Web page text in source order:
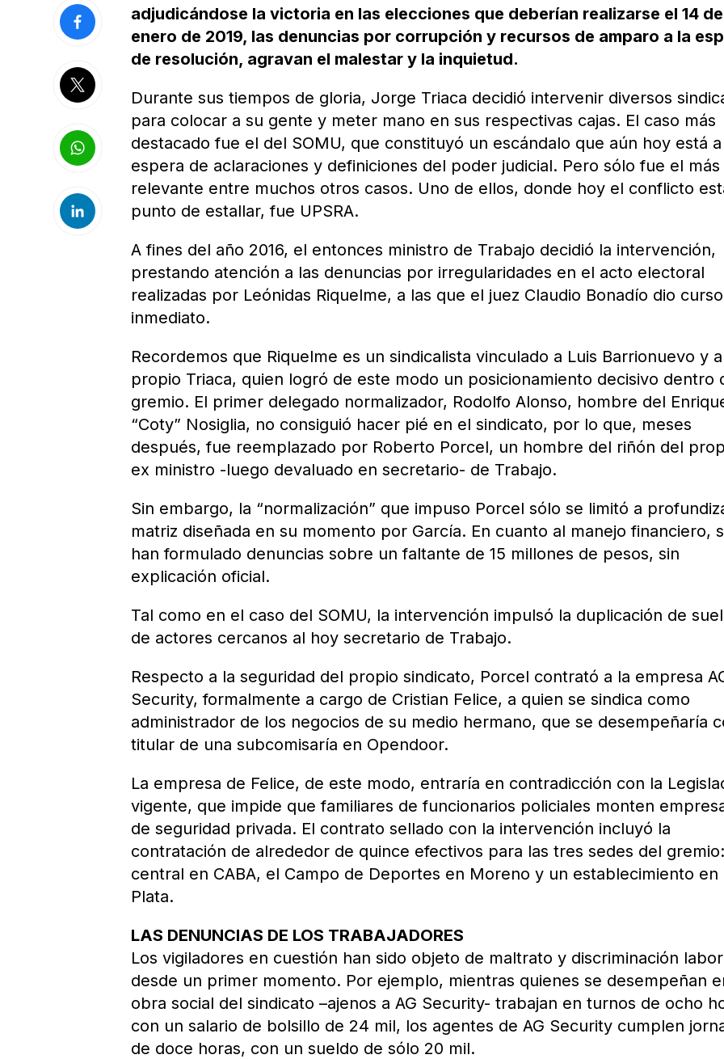
adjudicándose la victoria en las elecciones que deberían realizarse el 14 de
enero de 2019, las denuncias por corrupción y recursos de amparo a la
de resolución, agravan el malestar y la inquietud.
Durante sus tiempos de gloria, Jorge Triaca decidió intervenir diversos
para colocar a su gente y meter mano en sus respectivas cajas. El caso más
destacado fue el del SOMU, que constituyó un escándalo que aún hoy está a
espera de aclaraciones y definiciones del poder judicial. Pero sólo fue el más
relevante entre muchos otros casos. Uno de ellos, donde hoy el conflicto
punto de estallar, fue UPSRA.
A fines del año 2016, el entonces ministro de Trabajo decidió la intervención,
prestando atención a las denuncias por irregularidades en el acto electoral
realizadas por Leónidas Riquelme, a las que el juez Claudio Bonadío dio curso
inmediato.
Recordemos que Riquelme es un sindicalista vinculado a Luis Barrionuevo y
propio Triaca, quien logró de este modo un posicionamiento decisivo dentro
gremio. El primer delegado normalizador, Rodolfo Alonso, hombre del
“Coty” Nosiglia, no consiguió hacer pié en el sindicato, por lo que, meses
después, fue reemplazado por Roberto Porcel, un hombre del riñón del
ex ministro -luego devaluado en secretario- de Trabajo.
Sin embargo, la “normalización” que impuso Porcel sólo se limitó a
matriz diseñada en su momento por García. En cuanto al manejo financiero,
han formulado denuncias sobre un faltante de 15 millones de pesos, sin
explicación oficial.
Tal como en el caso del SOMU, la intervención impulsó la duplicación de
de actores cercanos al hoy secretario de Trabajo.
Respecto a la seguridad del propio sindicato, Porcel contrató a la empresa
Security, formalmente a cargo de Cristian Felice, a quien se sindica como
administrador de los negocios de su medio hermano, que se desempeñaría
titular de una subcomisaría en Opendoor.
La empresa de Felice, de este modo, entraría en contradicción con la
vigente, que impide que familiares de funcionarios policiales monten
de seguridad privada. El contrato sellado con la intervención incluyó la
contratación de alrededor de quince efectivos para las tres sedes del
central en CABA, el Campo de Deportes en Moreno y un establecimiento en
Plata.
LAS DENUNCIAS DE LOS TRABAJADORES
Los vigiladores en cuestión han sido objeto de maltrato y discriminación
desde un primer momento. Por ejemplo, mientras quienes se desempeñan
obra social del sindicato –ajenos a AG Security- trabajan en turnos de ocho
con un salario de bolsillo de 24 mil, los agentes de AG Security cumplen
de doce horas, con un sueldo de sólo 20 mil.